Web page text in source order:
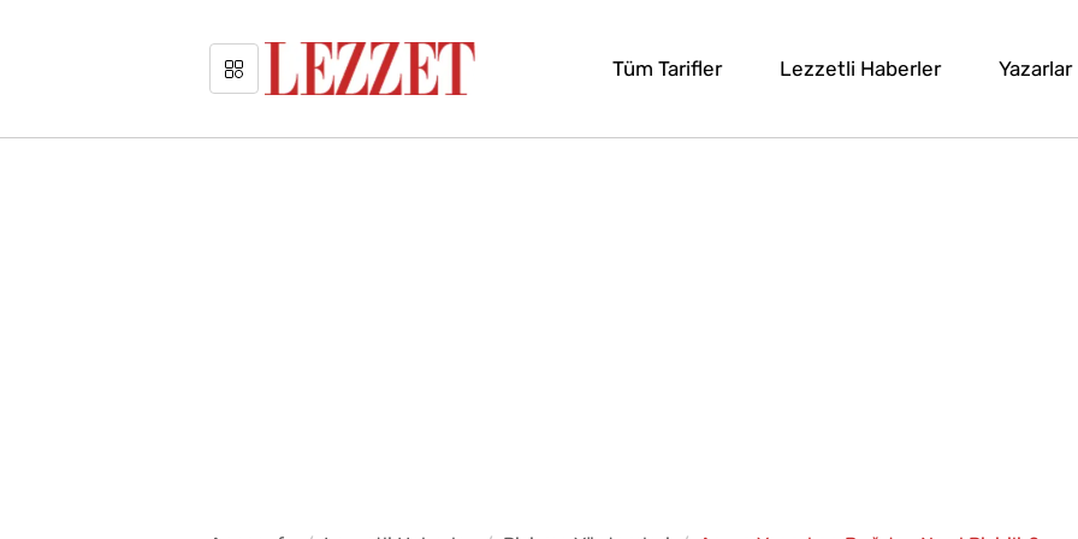
Tüm Tarifler Lezzetli Haberler Yazarlar